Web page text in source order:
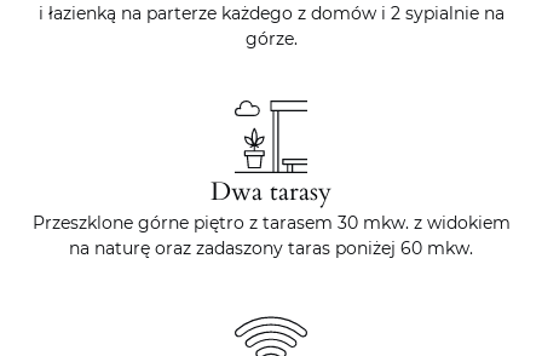
i łazienką na parterze każdego z domów i 2 sypialnie na
górze.
Dwa tarasy
Przeszklone górne piętro z tarasem 30 mkw. z widokiem
na naturę oraz zadaszony taras poniżej 60 mkw.